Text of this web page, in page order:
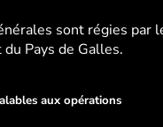
sont régies par
Pays de Galles.
aux opérations